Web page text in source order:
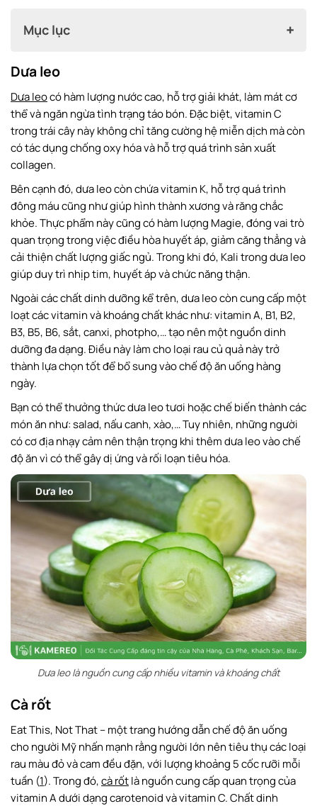
Mục lục
Dưa leo
Cà rốt
Cà chua
Đậu Hà Lan
Bông cải xanh
Tỏi
Cải xoăn
Măng tây
Khoai lang
Nấm
Kamereo – Nhà cung câp rau củ quả có xuất hóa đơn
Lời kết
Dưa leo
Dưa leocó hàm lượng nước cao, hỗ trợ giải khát, làm mát cơ
thể và ngăn ngừa tình trạng táo bón. Đặc biệt, vitamin C
trong trái cây này không chỉ tăng cường hệ miễn dịch mà còn
có tác dụng chống oxy hóa và hỗ trợ quá trình sản xuất
collagen.
Bên cạnh đó, dưa leo còn chứa vitamin K, hỗ trợ quá trình
đông máu cũng như giúp hình thành xương và răng chắc
khỏe. Thực phẩm này cũng có hàm lượng Magie, đóng vai trò
quan trọng trong việc điều hòa huyết áp, giảm căng thẳng và
cải thiện chất lượng giấc ngủ. Trong khi đó, Kali trong dưa leo
giúp duy trì nhịp tim, huyết áp và chức năng thận.
Ngoài các chất dinh dưỡng kể trên, dưa leo còn cung cấp một
loạt các vitamin và khoáng chất khác như: vitamin A, B1, B2,
B3, B5, B6, sắt, canxi, photpho,… tạo nên một nguồn dinh
dưỡng đa dạng. Điều này làm cho loại rau củ quả này trở
thành lựa chọn tốt để bổ sung vào chế độ ăn uống hàng
ngày.
Bạn có thể thưởng thức dưa leo tươi hoặc chế biến thành các
món ăn như: salad, nấu canh, xào,… Tuy nhiên, những người
có cơ địa nhạy cảm nên thận trọng khi thêm dưa leo vào chế
độ ăn vì có thể gây dị ứng và rối loạn tiêu hóa.
Dưa leo là nguồn cung cấp nhiều vitamin và khoáng chất
Cà rốt
Eat This, Not That – một trang hướng dẫn chế độ ăn uống
cho người Mỹ nhấn mạnh rằng người lớn nên tiêu thụ các loại
rau màu đỏ và cam đều đặn, với lượng khoảng 5 cốc rưỡi mỗi
tuần (1). Trong đó,cà rốtlà nguồn cung cấp quan trọng của
vitamin A dưới dạng carotenoid và vitamin C. Chất dinh